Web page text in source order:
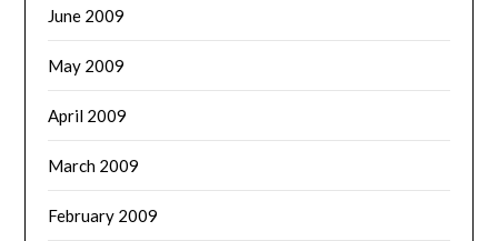
June 2009
May 2009
April 2009
March 2009
February 2009